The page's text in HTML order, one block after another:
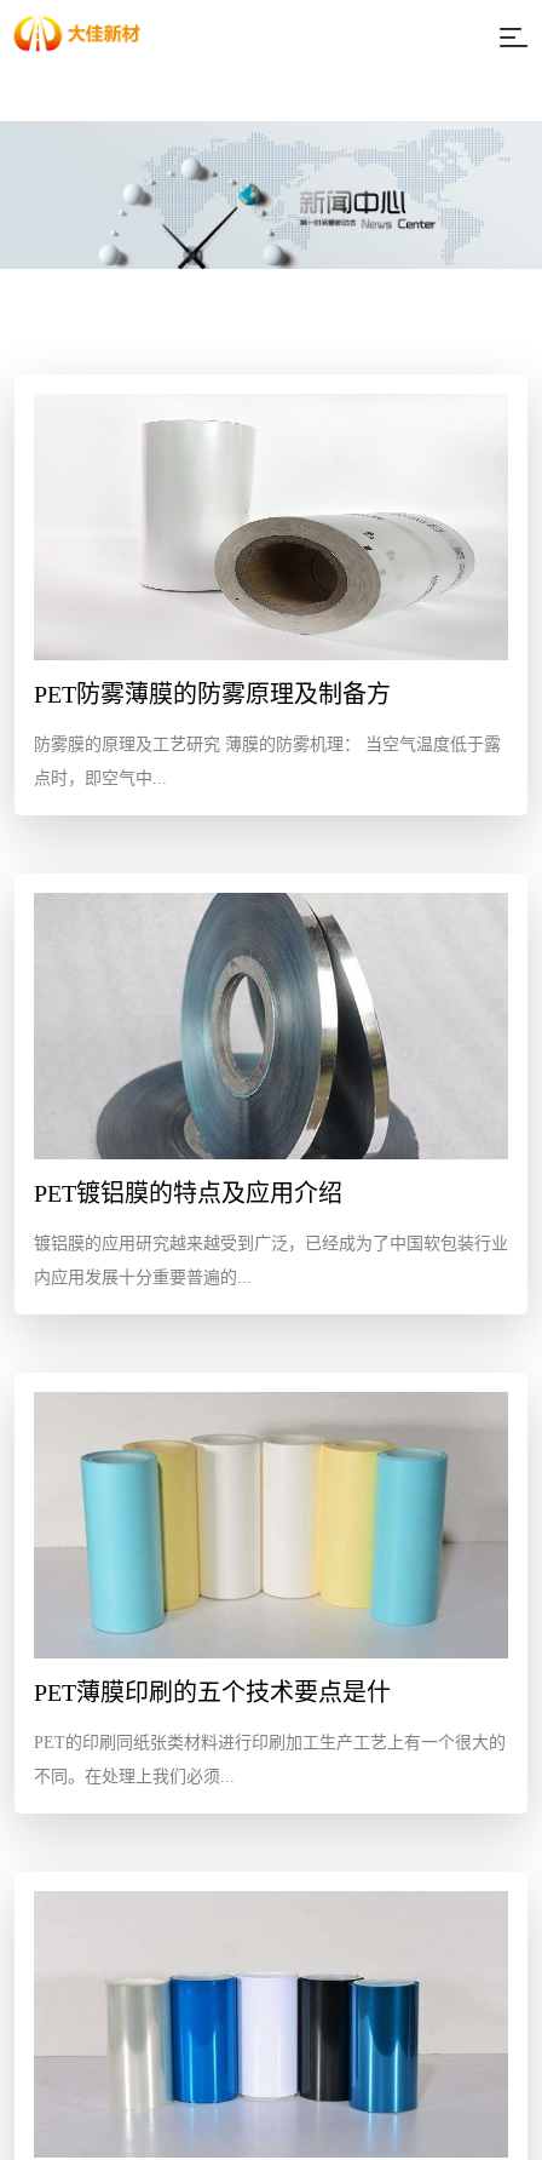
PET防雾薄膜的防雾原理及制备方
防雾膜的原理及工艺研究 薄膜的防雾机理： 当空气温度低于露
点时，即空气中...
PET镀铝膜的特点及应用介绍
镀铝膜的应用研究越来越受到广泛，已经成为了中国软包装行业
内应用发展十分重要普遍的...
PET薄膜印刷的五个技术要点是什
PET的印刷同纸张类材料进行印刷加工生产工艺上有一个很大的
不同。在处理上我们必须...